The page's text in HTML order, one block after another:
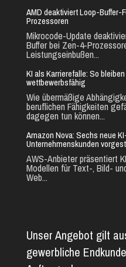
AMD deaktiviert Loop-Buffer-
Prozessoren
Mikrocode-Update
Buffer bei Zen-4-
Leistungseinbußen...
KI als Karrierefalle: So
wettbewerbsfähig
Wie übermäßige
beruflichen Fähigkeiten
dagegen tun können...
Amazon Nova: Sechs neue
Unternehmenskunden
AWS-Anbieter präsentiert
Modellen für Text-, Bild-
Web...
Unser Angebot gilt
gewerbliche